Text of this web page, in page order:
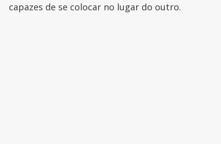
capazes de se colocar no lugar do outro.